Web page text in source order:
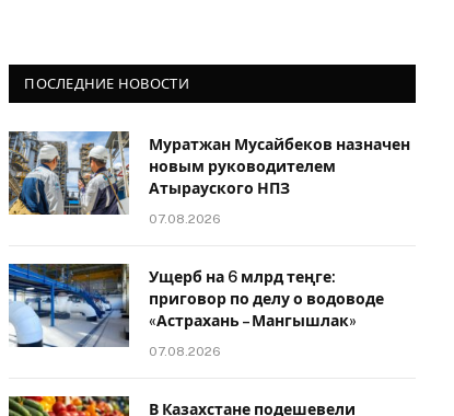
ПОСЛЕДНИЕ НОВОСТИ
Муратжан Мусайбеков назначен
новым руководителем
Атырауского НПЗ
07.08.2026
Ущерб на 6 млрд теңге:
приговор по делу о водоводе
«Астрахань – Мангышлак»
07.08.2026
В Казахстане подешевели